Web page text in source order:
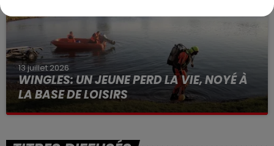
13 juillet 2026
WINGLES: UN JEUNE PERD LA VIE, NOYÉ À
LA BASE DE LOISIRS
La victime a coulé à pic